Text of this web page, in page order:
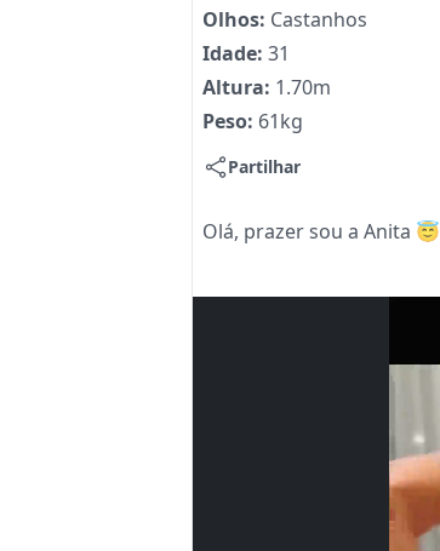
Olhos: Castanhos
Idade: 31
Altura: 1.70m
Peso: 61kg
Partilhar
Olá, prazer sou a Anita 😇